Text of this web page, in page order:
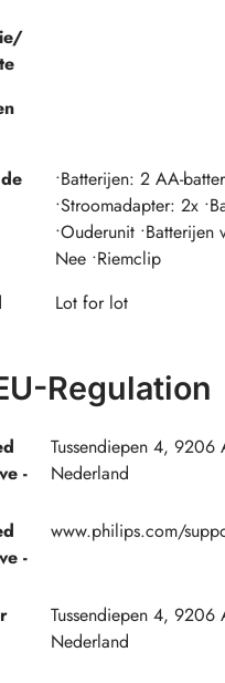
•Batterijen: 2 AA-
•Stroomadapter: 2x
•Ouderunit
Nee •Riemclip
Lot for lot
Regulation
-
Tussendiepen 4, 9206
Nederland
-
www.philips.com/
Tussendiepen 4, 9206
Nederland